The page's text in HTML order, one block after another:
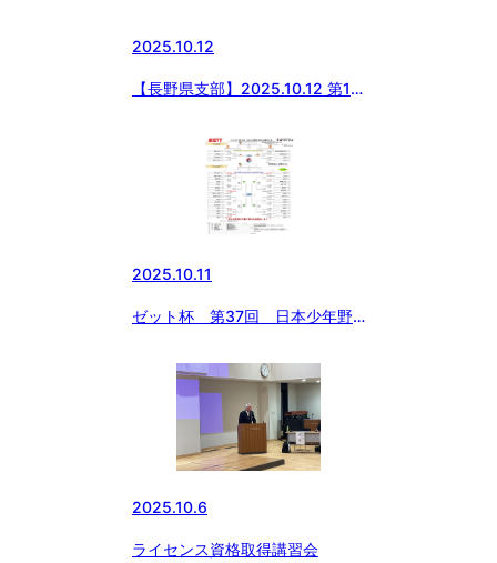
2025.10.12
【長野県支部】2025.10.12 第17
大会（第56回日本少年野球春季
全国大会長野県支部予選）
2025.10.11
ゼット杯 第37回 日本少年野
目 試合結果
2025.10.6
ライセンス資格取得講習会